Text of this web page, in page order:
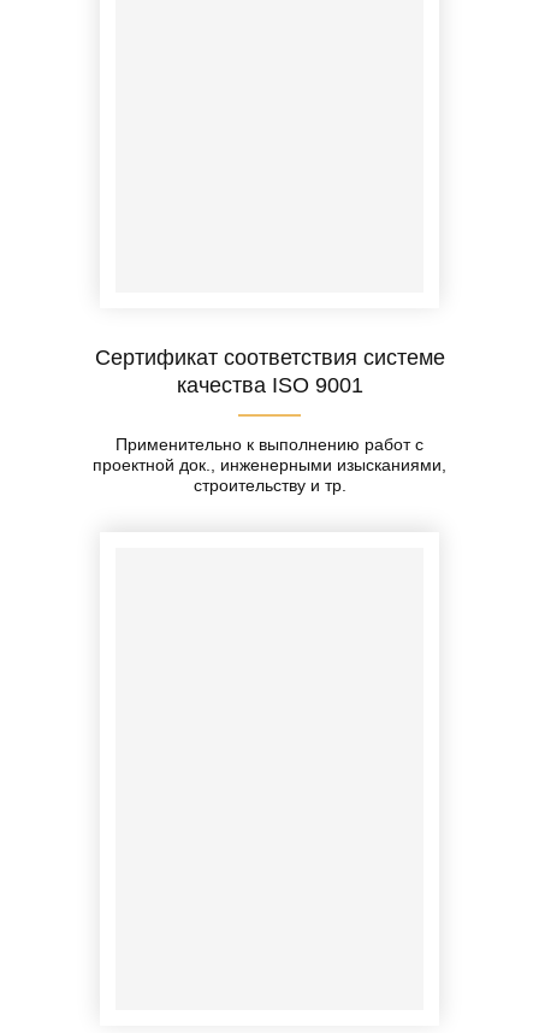
Сертификат соответствия системе
качества ISO 9001
Применительно к выполнению работ с
проектной док., инженерными изысканиями,
строительству и тр.